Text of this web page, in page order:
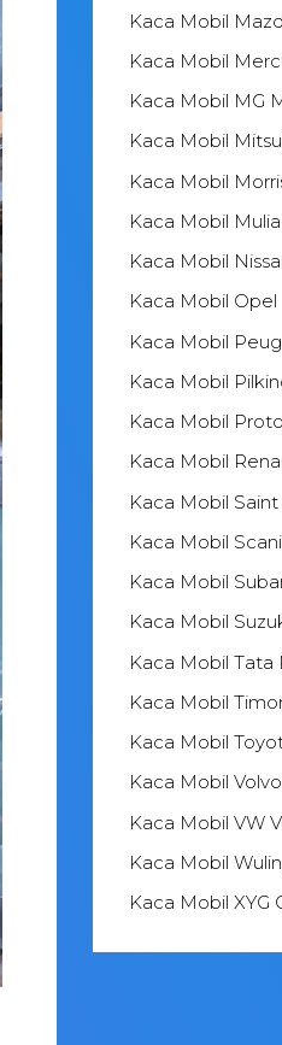
Kaca Mobil
Kaca Mobil
Kaca Mobil MG
Kaca Mobil
Kaca Mobil
Kaca Mobil Mulia
Kaca Mobil
Kaca Mobil Opel
Kaca Mobil
Kaca Mobil
Kaca Mobil
Kaca Mobil
Kaca Mobil
Kaca Mobil
Kaca Mobil
Kaca Mobil
Kaca Mobil Tata
Kaca Mobil
Kaca Mobil
Kaca Mobil Volvo
Kaca Mobil VW
Kaca Mobil
Kaca Mobil XYG